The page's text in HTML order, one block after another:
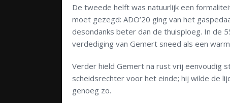
De tweede helft was natuurlijk een
moet gezegd: ADO’20 ging van het
desondanks beter dan de thuisploeg. In de
verdediging van Gemert sneed als een
Verder hield Gemert na rust vrij eenvoudig
scheidsrechter voor het einde; hij wilde de
genoeg zo.